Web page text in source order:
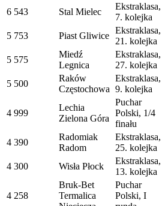
6 543 Stal Mielec
Ekstraklasa,
7. kolejka
5 753 Piast Gliwice
Ekstraklasa,
21. kolejka
5 575
Miedź
Legnica
Ekstraklasa,
27. kolejka
5 500
Raków
Częstochowa
Ekstraklasa,
9. kolejka
4 999
Lechia
Zielona Góra
Puchar
Polski, 1/4
finału
4 390
Radomiak
Radom
Ekstraklasa,
25. kolejka
4 300 Wisła Płock
Ekstraklasa,
13. kolejka
4 258
Bruk-Bet
Termalica
Puchar
Polski, I